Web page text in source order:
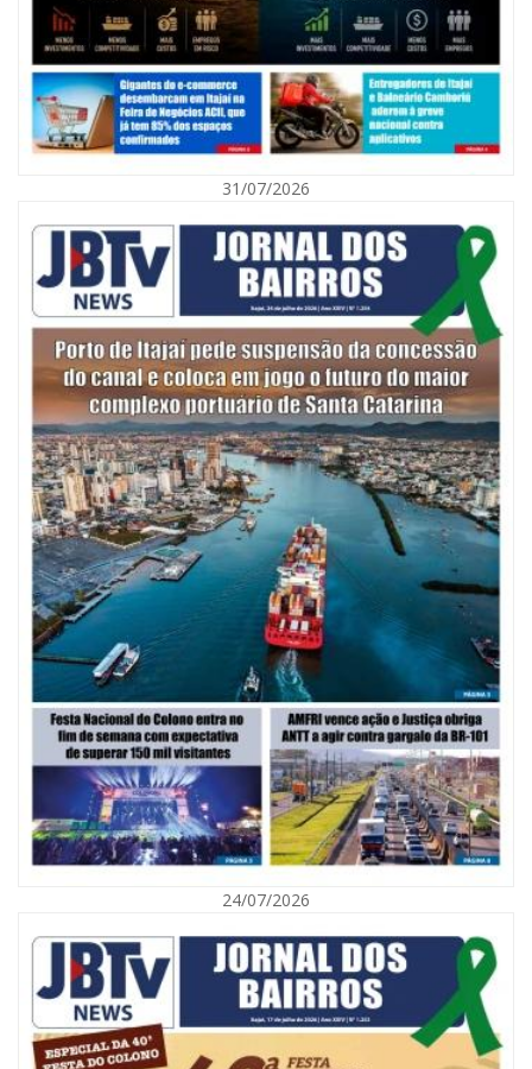
Defesa Civil de Itajaí alerta para chuva, ventos fortes e queda de
temperatura
ITAJAÍ
06/08/2026 | 10:02
Audiência pública debate Programa Municipal de Habitação de Interesse
Social em Itajaí
31/07/2026
24/07/2026